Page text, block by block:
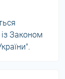
із Законом